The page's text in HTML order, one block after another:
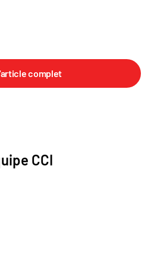
complet
CCI